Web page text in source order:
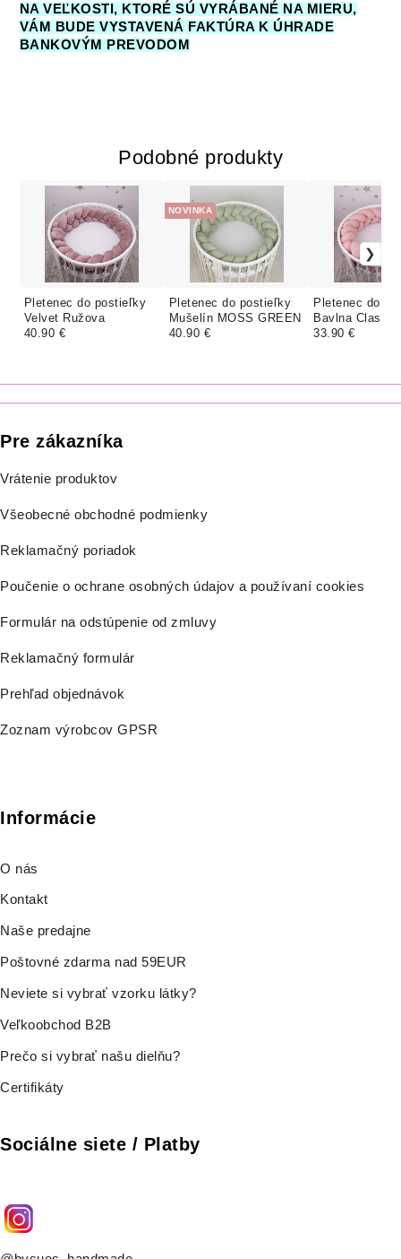
NA VEĽKOSTI, KTORÉ SÚ VYRÁBANÉ NA MIERU,
VÁM BUDE VYSTAVENÁ FAKTÚRA K ÚHRADE
BANKOVÝM PREVODOM
Podobné produkty
Pletenec do postieľky
Velvet Ružova
40.90 €
Pletenec do postieľky
Mušelín MOSS GREEN
NOVINKA
40.90 €
Pletenec do
Bavlna Classic,
PÚDROVÁ
33.90 €
Pre zákazníka
Vrátenie produktov
Všeobecné obchodné podmienky
Reklamačný poriadok
Poučenie o ochrane osobných údajov a používaní cookies
Formulár na odstúpenie od zmluvy
Reklamačný formulár
Prehľad objednávok
Zoznam výrobcov GPSR
Informácie
O nás
Kontakt
Naše predajne
Poštovné zdarma nad 59EUR
Neviete si vybrať vzorku látky?
Veľkoobchod B2B
Prečo si vybrať našu dielňu?
Certifikáty
Sociálne siete / Platby